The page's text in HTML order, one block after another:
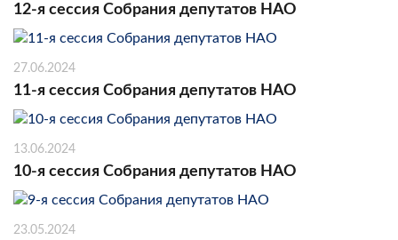
12-я сессия Собрания депутатов НАО
27.06.2024
11-я сессия Собрания депутатов НАО
13.06.2024
10-я сессия Собрания депутатов НАО
23.05.2024